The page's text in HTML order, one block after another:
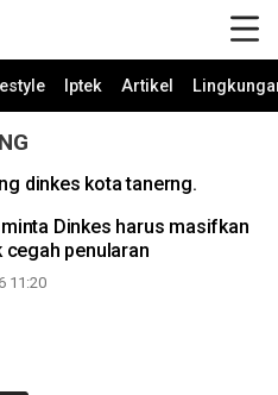
Iptek Artikel
dinkes kota tanerng.
Dinkes harus masifkan
penularan
11:20